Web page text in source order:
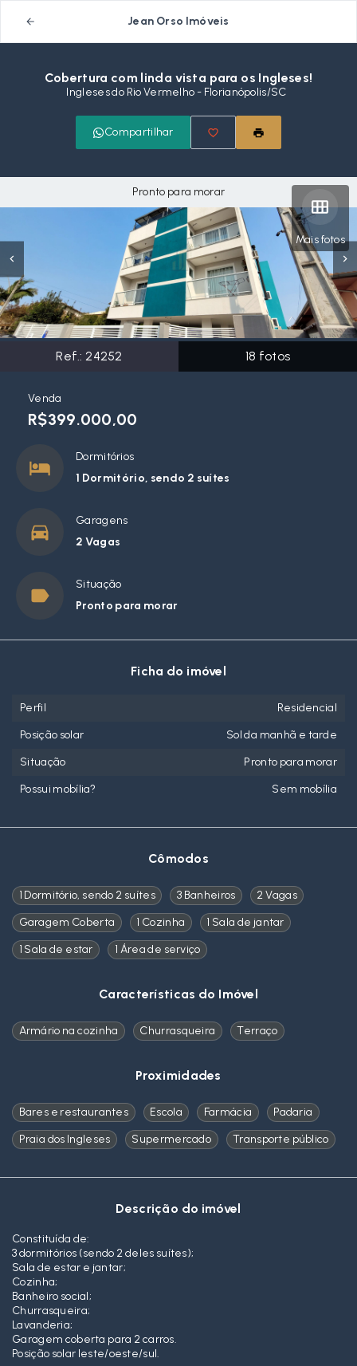
Jean Orso Imóveis
Cobertura com linda vista para os Ingleses!
Ingleses do Rio Vermelho - Florianópolis/SC
Compartilhar
Mais fotos
Ref.: 24252 18 fotos
Pronto para morar
Venda
R$399.000,00
Dormitórios
1 Dormitório, sendo 2 suítes
Garagens
2 Vagas
Situação
Pronto para morar
Cômodos
1 Dormitório, sendo 2 suítes 3 Banheiros
2 Vagas
Garagem Coberta
1 Cozinha
1 Sala de jantar
1 Sala de estar
1 Área de serviço
Características do Imóvel
Armário na cozinha Churrasqueira Terraço
Proximidades
Bares e restaurantes Escola Farmácia
Padaria
Praia dos Ingleses
Supermercado Transporte público
Descrição do imóvel
Constituída de:
3 dormitórios (sendo 2 deles suítes);
Sala de estar e jantar;
Cozinha;
Banheiro social;
Churrasqueira;
Lavanderia;
Garagem coberta para 2 carros.
Posição solar leste/oeste/sul.
Ficha do imóvel
Perfil
Residencial
Posição solar
Sol da manhã e tarde
Situação
Pronto para morar
Possui mobília?
Sem mobília